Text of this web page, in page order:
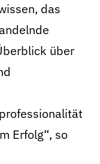
das
über
Erfolg“, so